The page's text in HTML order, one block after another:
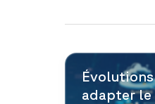
adapter le